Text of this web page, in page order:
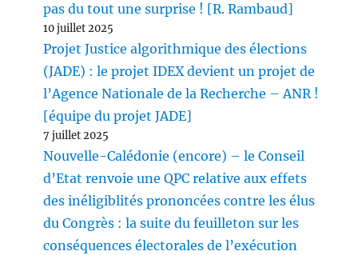
pas du tout une surprise ! [R. Rambaud]
10 juillet 2025
Projet Justice algorithmique des élections
(JADE) : le projet IDEX devient un projet de
l’Agence Nationale de la Recherche – ANR !
[équipe du projet JADE]
7 juillet 2025
Nouvelle-Calédonie (encore) – le Conseil
d’Etat renvoie une QPC relative aux effets
des inéligiblités prononcées contre les élus
du Congrès : la suite du feuilleton sur les
conséquences électorales de l’exécution